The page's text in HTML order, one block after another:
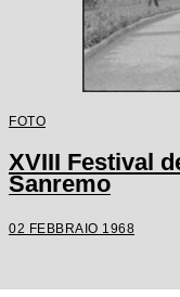
FOTO
XVIII Festival
Sanremo
02 FEBBRAIO 1968